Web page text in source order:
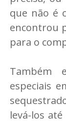
que não é
encontrou
para o
Também
especiais
levá-los